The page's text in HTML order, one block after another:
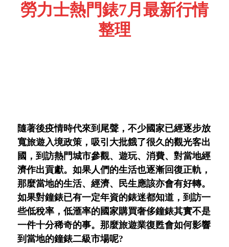
勞力士熱門錶7月最新行情
整理
隨著後疫情時代來到尾聲，不少國家已經逐步放
寬旅遊入境政策，吸引大批餓了很久的觀光客出
國，到訪熱門城市參觀、遊玩、消費、對當地經
濟作出貢獻。如果人們的生活也逐漸回復正軌，
那麼當地的生活、經濟、民生應該亦會有好轉。
如果對鐘錶已有一定年資的錶迷都知道，到訪一
些低稅率，低滙率的國家購買奢侈鐘錶其實不是
一件十分稀奇的事。那麼旅遊業復甦會如何影響
到當地的鐘錶二級市場呢?